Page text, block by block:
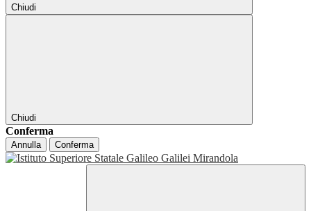
Chiudi
Chiudi
Conferma
Annulla Conferma